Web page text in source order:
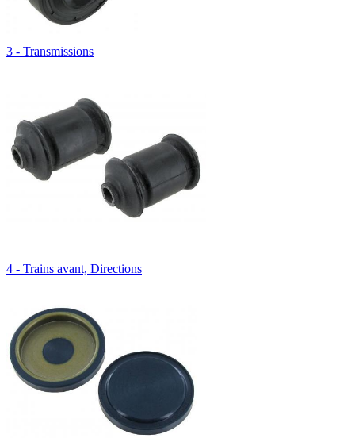
3 - Transmissions
4 - Trains avant, Directions